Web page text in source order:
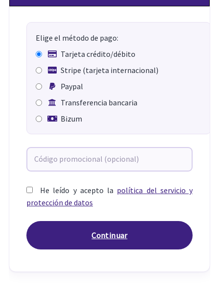
Elige el método de pago:
Tarjeta crédito/débito
Stripe (tarjeta internacional)
Paypal
Transferencia bancaria
Bizum
He leído y acepto la política del servicio y
protección de datos